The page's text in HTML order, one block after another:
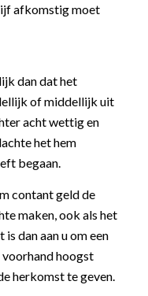
afkomstig moet
dan dat het
of middellijk uit
acht wettig en
het hem
begaan.
contant geld de
maken, ook als het
dan aan u om een
hoogst
herkomst te geven.